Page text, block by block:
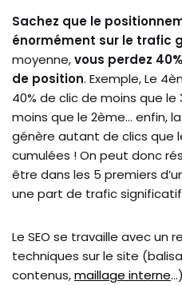
Sachez que le
énormément sur le trafic
moyenne,vous perdez
de position. Exemple, Le
40% de clic de moins que
moins que le 2ème… enfin,
génère autant de clics que
cumulées ! On peut donc
être dans les 5 premiers
une part de trafic
Le SEO se travaille avec un
techniques sur le site
contenus,maillage interne